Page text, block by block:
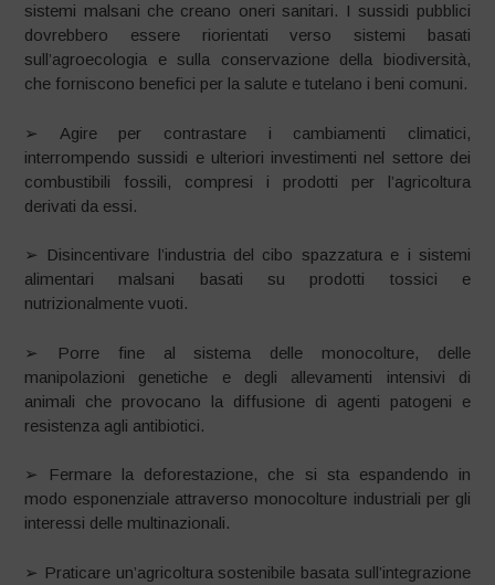
sistemi malsani che creano oneri sanitari. I sussidi pubblici
dovrebbero essere riorientati verso sistemi basati
sull’agroecologia e sulla conservazione della biodiversità,
che forniscono benefici per la salute e tutelano i beni comuni.
➢ Agire per contrastare i cambiamenti climatici,
interrompendo sussidi e ulteriori investimenti nel settore dei
combustibili fossili, compresi i prodotti per l’agricoltura
derivati da essi.
➢ Disincentivare l’industria del cibo spazzatura e i sistemi
alimentari malsani basati su prodotti tossici e
nutrizionalmente vuoti.
➢ Porre fine al sistema delle monocolture, delle
manipolazioni genetiche e degli allevamenti intensivi di
animali che provocano la diffusione di agenti patogeni e
resistenza agli antibiotici.
➢ Fermare la deforestazione, che si sta espandendo in
modo esponenziale attraverso monocolture industriali per gli
interessi delle multinazionali.
➢ Praticare un’agricoltura sostenibile basata sull’integrazione